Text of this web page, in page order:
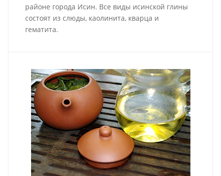
районе города Исин. Все виды исинской глины
состоят из слюды, каолинита, кварца и
гематита.